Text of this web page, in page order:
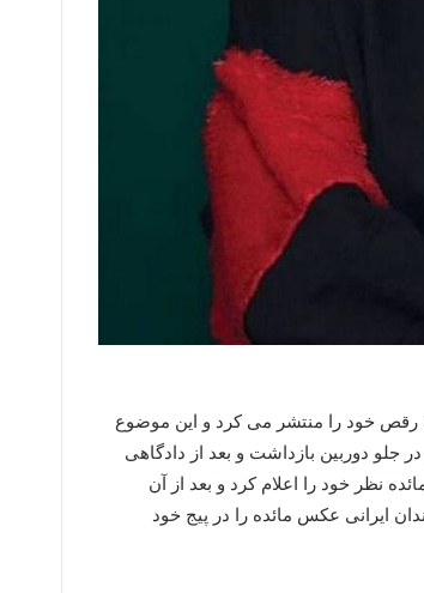
به رقص خود را منتشر می کرد و این موضوع
جلو دوربین بازداشت و بعد از دادگاهی
نظر خود را اعلام کرد و بعد از آن
ایرانی عکس مائده را در پیج خود